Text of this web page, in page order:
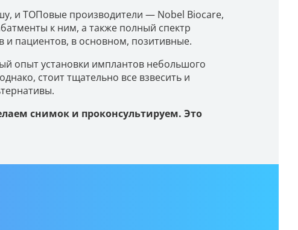
и ТОПовые производители — Nobel Biocare,
к ним, а также полный спектр
пациентов, в основном, позитивные.
опыт установки имплантов небольшого
стоит тщательно все взвесить и
снимок и проконсультируем. Это